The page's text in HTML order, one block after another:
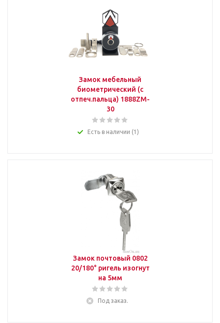
Замок мебельный
биометрический (с
отпеч.пальца) 1888ZM-
30
Есть в наличии (1)
Замок почтовый 0802
20/180° ригель изогнут
на 5мм
Под заказ.